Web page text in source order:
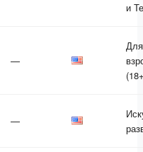
и
—
Для
—